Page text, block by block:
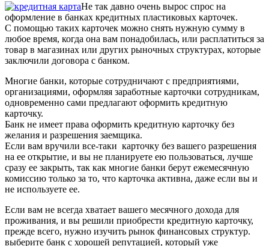
Не так давно очень вырос спрос на
оформление в банках кредитных пластиковых карточек.
С помощью таких карточек можно снять нужную сумму в
любое время, когда она вам понадобилась, или расплатиться за
товар в магазинах или других рыночных структурах, которые
заключили договора с банком.
Многие банки, которые сотрудничают с предприятиями,
организациями, оформляя заработные карточки сотрудникам,
одновременно сами предлагают оформить кредитную
карточку.
Банк не имеет права оформить кредитную карточку без
желания и разрешения заемщика.
Если вам вручили все-таки карточку без вашего разрешения
на ее открытие, и вы не планируете ею пользоваться, лучше
сразу ее закрыть, так как многие банки берут ежемесячную
комиссию только за то, что карточка активна, даже если вы и
не используете ее.
Если вам не всегда хватает вашего месячного дохода для
проживания, и вы решили приобрести кредитную карточку,
прежде всего, нужно изучить рынок финансовых структур.
выберите банк с хорошей репутацией, который уже